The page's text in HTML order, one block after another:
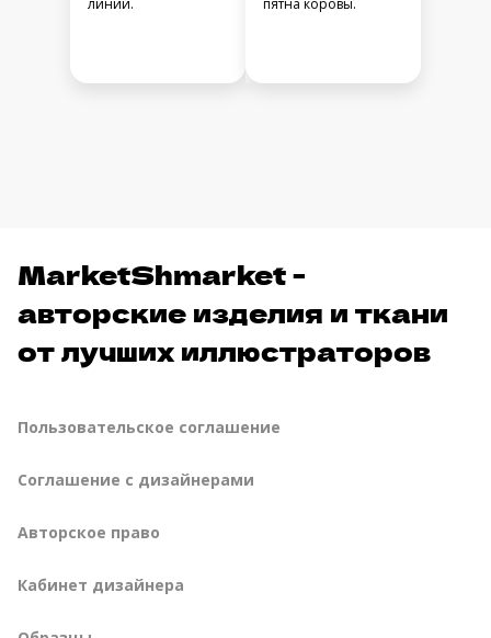
линии.
пятна коровы.
MarketShmarket -
авторские изделия и ткани
от лучших иллюстраторов
Пользовательское соглашение
Соглашение с дизайнерами
Авторское право
Кабинет дизайнера